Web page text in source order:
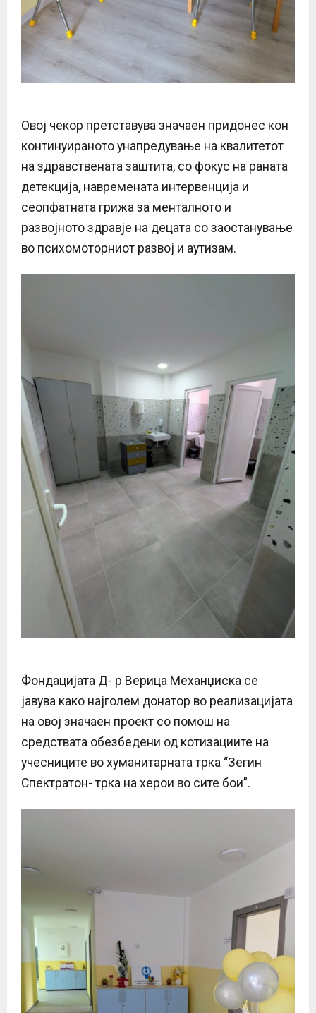
Овој чекор претставува значаен придонес кон
континуираното унапредување на квалитетот
на здравствената заштита, со фокус на раната
детекција, навремената интервенција и
сеопфатната грижа за менталното и
развојното здравје на децата со заостанување
во психомоторниот развој и аутизам.
Фондацијата Д- р Верица Механџиска се
јавува како најголем донатор во реализацијата
на овој значаен проект со помош на
средствата обезбедени од котизациите на
учесниците во хуманитарната трка “Зегин
Спектратон- трка на херои во сите бои”.